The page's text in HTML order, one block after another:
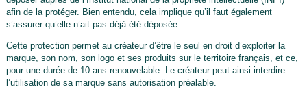
afin de la protéger. Bien entendu, cela implique qu’il faut également
s’assurer qu’elle n’ait pas déjà été déposée.
Cette protection permet au créateur d’être le seul en droit d’exploiter la
marque, son nom, son logo et ses produits sur le territoire français, et ce,
pour une durée de 10 ans renouvelable. Le créateur peut ainsi interdire
l’utilisation de sa marque sans autorisation préalable.